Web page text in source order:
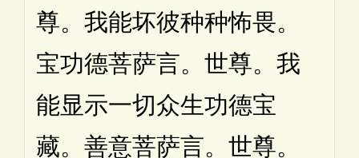
尊。我能坏彼种种怖畏。
宝功德菩萨言。世尊。我
能显示一切众生功德宝
藏。善意菩萨言。世尊。